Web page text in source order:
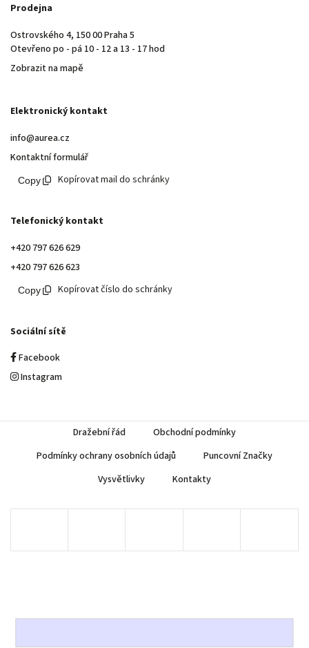
Prodejna
Ostrovského 4, 150 00 Praha 5
Otevřeno po - pá 10 - 12 a 13 - 17 hod
Zobrazit na mapě
Elektronický kontakt
info@aurea.cz
Kontaktní formulář
Kopírovat mail do schránky
Telefonický kontakt
+420 797 626 629
+420 797 626 623
Kopírovat číslo do schránky
Sociální sítě
Facebook
Instagram
Dražební řád
Obchodní podmínky
Podmínky ochrany osobních údajů
Puncovní Značky
Vysvětlivky
Kontakty